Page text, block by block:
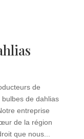
de
de dahlias
entreprise
de la région
que nous...